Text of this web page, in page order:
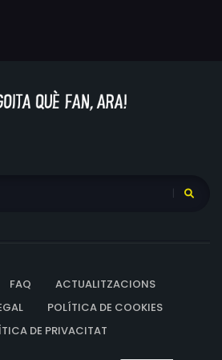
FAQ
ACTUALITZACIONS
POLÍTICA DE COOKIES
DE PRIVACITAT